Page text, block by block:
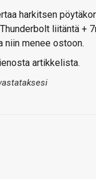
harkitsen
liitäntä +
niin menee ostoon.
artikkelista.